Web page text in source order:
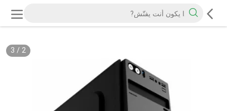
2
/
3